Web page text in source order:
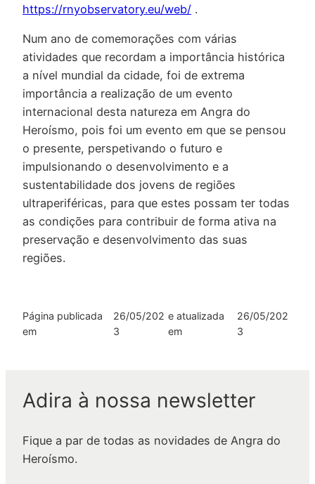
https://rnyobservatory.eu/web/ .
Num ano de comemorações com várias
atividades que recordam a importância histórica
a nível mundial da cidade, foi de extrema
importância a realização de um evento
internacional desta natureza em Angra do
Heroísmo, pois foi um evento em que se pensou
o presente, perspetivando o futuro e
impulsionando o desenvolvimento e a
sustentabilidade dos jovens de regiões
ultraperiféricas, para que estes possam ter todas
as condições para contribuir de forma ativa na
preservação e desenvolvimento das suas
regiões.
Página publicada
em
26/05/202
3
e atualizada
em
26/05/202
3
Adira à nossa newsletter
Fique a par de todas as novidades de Angra do
Heroísmo.